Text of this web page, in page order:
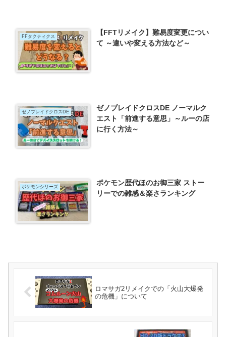
FFタクティクス
【FFTリメイク】難易度変更につい
て ～違いや変える方法など～
ゼノブレイドクロスDE
ゼノブレイドクロスDE ノーマルク
エスト「前進する意思」～ルーの店
に行く方法～
ポケモンシリーズ
ポケモン歴代ほのお御三家 ストー
リーでの雑感＆楽さランキング
ロマサガ2リメイクでの「火山大爆発
の危機」について